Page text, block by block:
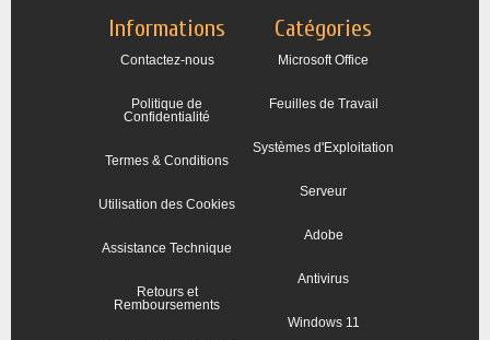
Informations
Contactez-nous
Politique de
Confidentialité
Termes & Conditions
Utilisation des Cookies
Assistance Technique
Retours et
Remboursements
Catégories
Microsoft Office
Feuilles de Travail
Systèmes d'Exploitation
Serveur
Adobe
Antivirus
Windows 11